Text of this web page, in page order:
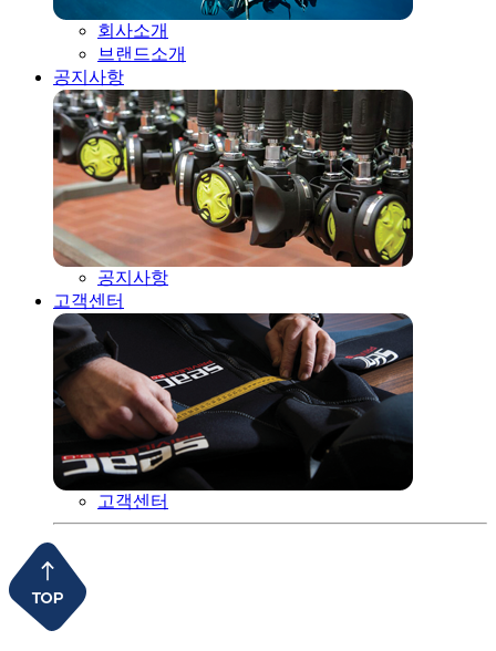
회사소개
브랜드소개
공지사항
공지사항
고객센터
고객센터